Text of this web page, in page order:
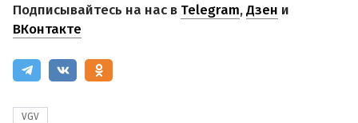
Подписывайтесь на нас в Telegram,Дзен и
ВКонтакте
VGV